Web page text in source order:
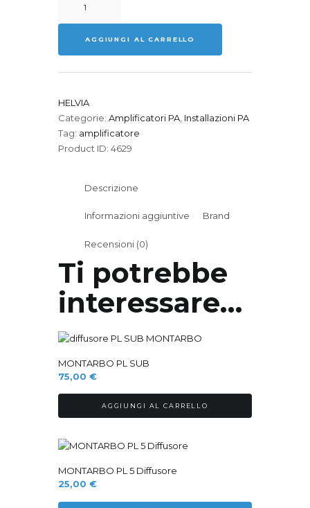
HPMA-
60
quantità
AGGIUNGI AL CARRELLO
HELVIA
Categorie: Amplificatori PA Installazioni PA
Tag: amplificatore
Product ID: 4629
Descrizione
Informazioni aggiuntive Brand
Recensioni (0)
Ti potrebbe
interessare…
MONTARBO PL SUB
75,00 €
AGGIUNGI AL CARRELLO
MONTARBO PL 5 Diffusore
25,00 €